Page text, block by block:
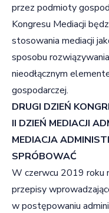
przez podmioty
Kongresu Mediacji
stosowania mediacji
sposobu
nieodłącznym
gospodarczej.
DRUGI DZIEŃ
II DZIEŃ MEDIACJI
MEDIACJA
SPRÓBOWAĆ
W czerwcu 2019 roku
przepisy
w postępowaniu